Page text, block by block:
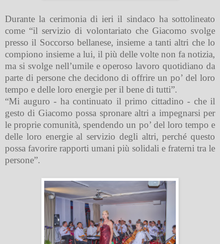
Durante la cerimonia di ieri il sindaco ha sottolineato
come “il servizio di volontariato che Giacomo svolge
presso il Soccorso bellanese, insieme a tanti altri che lo
compiono insieme a lui, il più delle volte non fa notizia,
ma si svolge nell’umile e operoso lavoro quotidiano da
parte di persone che decidono di offrire un po’ del loro
tempo e delle loro energie per il bene di tutti”.
“Mi auguro - ha continuato il primo cittadino - che il
gesto di Giacomo possa spronare altri a impegnarsi per
le proprie comunità, spendendo un po’ del loro tempo e
delle loro energie al servizio degli altri, perché questo
possa favorire rapporti umani più solidali e fraterni tra le
persone”.